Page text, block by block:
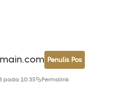
Penulis Pos
pada 10:35 Permalink